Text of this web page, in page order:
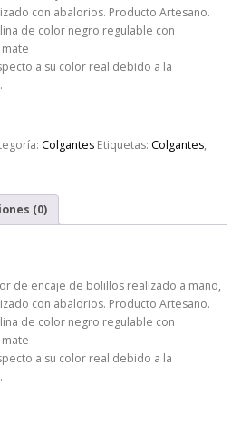
con abalorios. Producto Artesano.
de color negro regulable con
a su color real debido a la
Colgantes Etiquetas: Colgantes,
(0)
de encaje de bolillos realizado a mano,
con abalorios. Producto Artesano.
de color negro regulable con
a su color real debido a la